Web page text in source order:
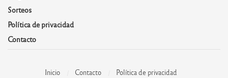
Sorteos
Política de privacidad
Contacto
Inicio Contacto Política de privacidad